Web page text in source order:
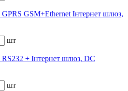
GSM+Ethernet Інтернет шлюз,
шт
+ Інтернет шлюз, DC
шт